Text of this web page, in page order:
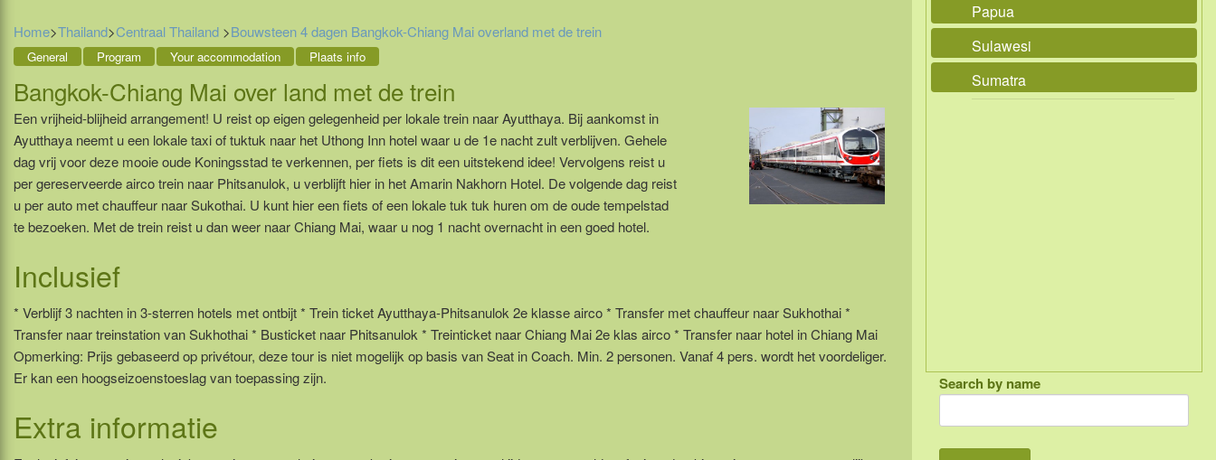
Home>Thailand>Centraal Thailand >Bouwsteen 4 dagen Bangkok-Chiang Mai overland met de trein
General Program Your accommodation Plaats info
Bangkok-Chiang Mai over land met de trein
Een vrijheid-blijheid arrangement! U reist op eigen gelegenheid per lokale trein naar Ayutthaya. Bij aankomst in
Ayutthaya neemt u een lokale taxi of tuktuk naar het Uthong Inn hotel waar u de 1e nacht zult verblijven. Gehele
dag vrij voor deze mooie oude Koningsstad te verkennen, per fiets is dit een uitstekend idee! Vervolgens reist u
per gereserveerde airco trein naar Phitsanulok, u verblijft hier in het Amarin Nakhorn Hotel. De volgende dag reist
u per auto met chauffeur naar Sukothai. U kunt hier een fiets of een lokale tuk tuk huren om de oude tempelstad
te bezoeken. Met de trein reist u dan weer naar Chiang Mai, waar u nog 1 nacht overnacht in een goed hotel.
Inclusief
* Verblijf 3 nachten in 3-sterren hotels met ontbijt * Trein ticket Ayutthaya-Phitsanulok 2e klasse airco * Transfer met chauffeur naar Sukhothai *
Transfer naar treinstation van Sukhothai * Busticket naar Phitsanulok * Treinticket naar Chiang Mai 2e klas airco * Transfer naar hotel in Chiang Mai
Opmerking: Prijs gebaseerd op privétour, deze tour is niet mogelijk op basis van Seat in Coach. Min. 2 personen. Vanaf 4 pers. wordt het voordeliger.
Er kan een hoogseizoenstoeslag van toepassing zijn.
Extra informatie
Papua
Sulawesi
Sumatra
Search by name